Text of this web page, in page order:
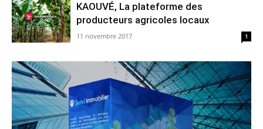
KAOUVÉ, La plateforme des
producteurs agricoles locaux
11 novembre 2017 1